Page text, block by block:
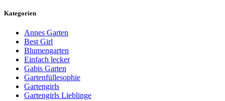
Kategorien
Annes Garten
Best Girl
Blumengarten
Einfach lecker
Gabis Garten
Gartenfüllesophie
Gartengirls
Gartengirls Lieblinge